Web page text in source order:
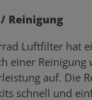
Reinigung
Luftfilter hat
einer Reinigung
auf. Die
schnell und